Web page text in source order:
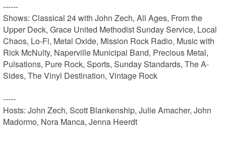
------
Shows: Classical 24 with John Zech, All Ages, From the
Upper Deck, Grace United Methodist Sunday Service, Local
Chaos, Lo-Fi, Metal Oxide, Mission Rock Radio, Music with
Rick McNulty, Naperville Municipal Band, Precious Metal,
Pulsations, Pure Rock, Sports, Sunday Standards, The A-
Sides, The Vinyl Destination, Vintage Rock
-----
Hosts: John Zech, Scott Blankenship, Julie Amacher, John
Madormo, Nora Manca, Jenna Heerdt